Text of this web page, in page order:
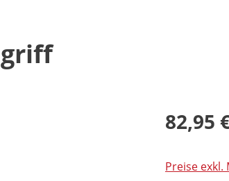
82,95
Preise exkl.